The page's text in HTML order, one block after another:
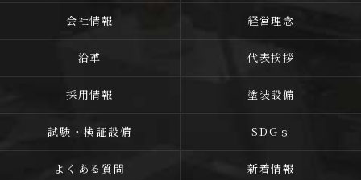
会社情報 経営理念
沿革 代表挨拶
採用情報 塗装設備
試験・検証設備 SDGｓ
よくある質問 新着情報